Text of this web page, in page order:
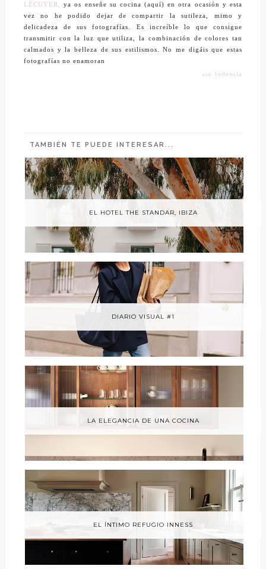
LÉCUYER,
ya os enseñe su cocina (aquí) en otra ocasión y esta
vez no he podido dejar de compartir la sutileza, mimo y
delicadeza de sus fotografías. Es increíble lo que consigue
transmitir con la luz que utiliza, la combinación de colores tan
calmados y la belleza de sus estilismos. No me digáis que estas
fotografías no enamoran
vía: ledansla
TAMBIÉN TE PUEDE INTERESAR...
EL HOTEL THE STANDAR, IBIZA
DIARIO VISUAL #1
LA ELEGANCIA DE UNA COCINA
EL ÍNTIMO REFUGIO INNESS